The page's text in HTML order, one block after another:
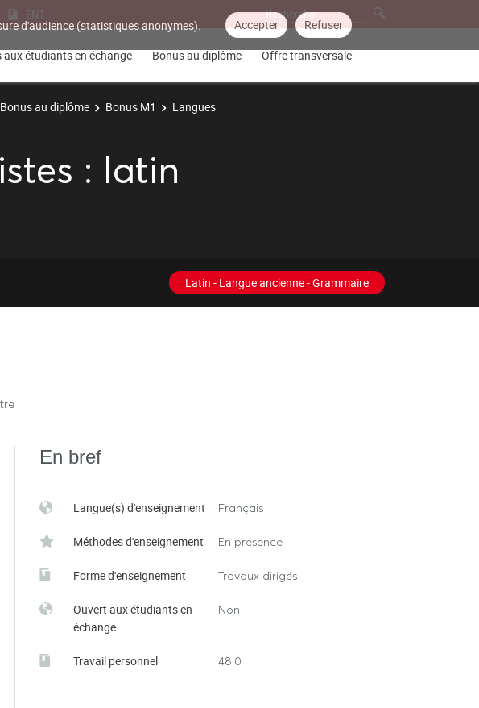
d'audience (statistiques anonymes). Accepter Refuser
ENT
aux étudiants en échange Bonus au diplôme Offre transversale
Bonus au diplôme Bonus M1
Langues
: latin
Latin - Langue ancienne - Grammaire
En bref
Langue(s) d'enseignement Français
Méthodes d'enseignement En présence
Forme d'enseignement Travaux dirigés
Ouvert aux étudiants en
échange
Non
Travail personnel 48.0